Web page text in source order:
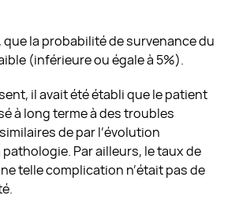
que la probabilité de survenance du
(inférieure ou égale à 5%).
il avait été établi que le patient
à long terme à des troubles
de par l’évolution
Par ailleurs, le taux de
telle complication n’était pas de